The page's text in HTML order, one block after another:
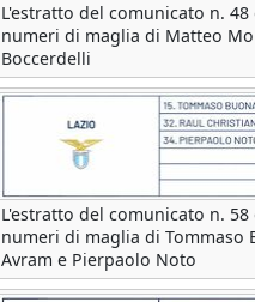
L'estratto del comunicato n. 48
numeri di maglia di Matteo
Boccerdelli
L'estratto del comunicato n. 58
numeri di maglia di Tommaso
Avram e Pierpaolo Noto